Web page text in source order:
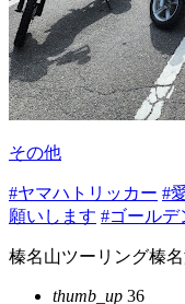
その他
#ヤマハトリッカー #
願いします #ゴールデ
榛名山ツーリング榛名
thumb_up 36